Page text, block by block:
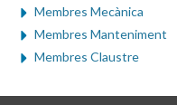
Membres Mecànica
Membres Manteniment
Membres Claustre